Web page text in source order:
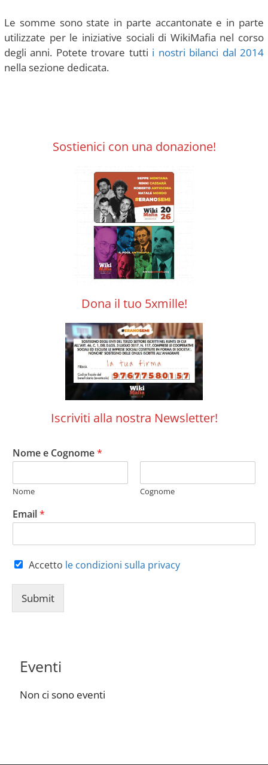
Le somme sono state in parte accantonate e in parte
utilizzate per le iniziative sociali di WikiMafia nel corso
degli anni. Potete trovare tutti i nostri bilanci dal 2014
nella sezione dedicata.
Sostienici con una donazione!
Dona il tuo 5xmille!
Iscriviti alla nostra Newsletter!
Nome e Cognome*
Nome Cognome
Email*
Accetto le condizioni sulla privacy
Submit
Eventi
Non ci sono eventi